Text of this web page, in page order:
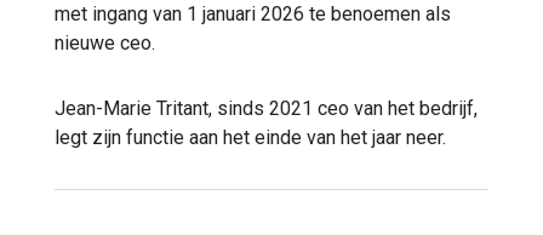
met ingang van 1 januari 2026 te benoemen als
nieuwe ceo.
Jean-Marie Tritant, sinds 2021 ceo van het bedrijf,
legt zijn functie aan het einde van het jaar neer.